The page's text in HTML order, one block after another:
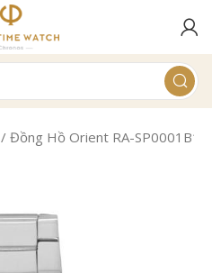
/Đồng Hồ Orient RA-